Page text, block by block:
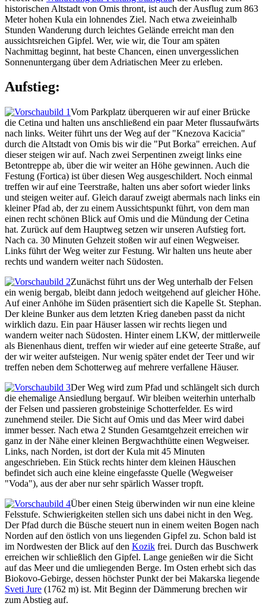
historischen Altstadt von Omis thront, ist auch der Ausflug zum 863
Meter hohen Kula ein lohnendes Ziel. Nach etwa zweieinhalb
Stunden Wanderung durch leichtes Gelände erreicht man den
aussichtsreichen Gipfel. Wer, wie wir, die Tour am späten
Nachmittag beginnt, hat beste Chancen, einen unvergesslichen
Sonnenuntergang über dem Adriatischen Meer zu erleben.
Aufstieg:
Vom Parkplatz überqueren wir auf einer Brücke
die Cetina und halten uns anschließend ein paar Meter flussaufwärts
nach links. Weiter führt uns der Weg auf der "Knezova Kacicia"
durch die Altstadt von Omis bis wir die "Put Borka" erreichen. Auf
dieser steigen wir auf. Nach zwei Serpentinen zweigt links eine
Betontreppe ab, über die wir weiter an Höhe gewinnen. Auch die
Festung (Fortica) ist über diesen Weg ausgeschildert. Noch einmal
treffen wir auf eine Teerstraße, halten uns aber sofort wieder links
und steigen weiter auf. Gleich darauf zweigt abermals nach links ein
kleiner Pfad ab, der zu einem Aussichtspunkt führt, von dem man
einen recht schönen Blick auf Omis und die Mündung der Cetina
hat. Zurück auf dem Hauptweg setzen wir unseren Aufstieg fort.
Nach ca. 30 Minuten Gehzeit stoßen wir auf einen Wegweiser.
Links führt der Weg weiter zur Festung. Wir halten uns heute aber
rechts und wandern weiter nach Südosten.
Zunächst führt uns der Weg unterhalb der Felsen
ein wenig bergab, bleibt dann jedoch weitgehend auf gleicher Höhe.
Auf einer Anhöhe im Süden präsentiert sich die Kapelle St. Stephan.
Der kleine Bunker aus dem letzten Krieg daneben passt da nicht
wirklich dazu. Ein paar Häuser lassen wir rechts liegen und
wandern weiter nach Südosten. Hinter einem LKW, der mittlerweile
als Bienenhaus dient, treffen wir wieder auf eine geteerte Straße, auf
der wir weiter aufsteigen. Nur wenig später endet der Teer und wir
treffen neben dem Schotterweg auf mehrere verfallene Häuser.
Der Weg wird zum Pfad und schlängelt sich durch
die ehemalige Ansiedlung bergauf. Wir bleiben weiterhin unterhalb
der Felsen und passieren grobsteinige Schotterfelder. Es wird
zunehmend steiler. Die Sicht auf Omis und das Meer wird dabei
immer besser. Nach etwa 2 Stunden Gesamtgehzeit erreichen wir
ganz in der Nähe einer kleinen Bergwachthütte einen Wegweiser.
Links, nach Norden, ist dort der Kula mit 45 Minuten
angeschrieben. Ein Stück rechts hinter dem kleinen Häuschen
befindet sich auch eine kleine eingefasste Quelle (Wegweiser
"Voda"), aus der aber nur sehr spärlich Wasser tropft.
Über einen Steig überwinden wir nun eine kleine
Felsstufe. Schwierigkeiten stellen sich uns dabei nicht in den Weg.
Der Pfad durch die Büsche steuert nun in einem weiten Bogen nach
Norden auf den östlich von uns liegenden Gipfel zu. Schon bald ist
im Nordwesten der Blick auf den Kozik frei. Durch das Buschwerk
erreichen wir schließlich den Gipfel. Lange genießen wir die Sicht
auf das Meer und die umliegenden Berge. Im Osten erhebt sich das
Biokovo-Gebirge, dessen höchster Punkt der bei Makarska liegende
Sveti Jure (1762 m) ist. Mit Beginn der Dämmerung brechen wir
zum Abstieg auf.